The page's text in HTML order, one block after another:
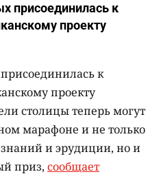
присоединилась к
проекту
к
проекту
столицы теперь могут
марафоне и не только
и эрудиции, но и
приз, сообщает